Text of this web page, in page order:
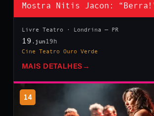
Mostra Nitis Jacon:
Livre Teatro · Londrina — PR
19 .jun 19h
Cine Teatro Ouro Verde
MAIS DETALHES →
14